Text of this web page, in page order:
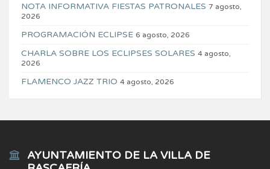
NOTA INFORMATIVA FIESTAS PATRONALES 7 agosto,
2026
PROGRAMACIÓN ECLIPSE 6 agosto, 2026
CHARLA SOBRE LOS ECLIPSES SOLARES 4 agosto,
2026
FLAMENCO JAZZ TRIO 4 agosto, 2026
AYUNTAMIENTO DE LA VILLA DE